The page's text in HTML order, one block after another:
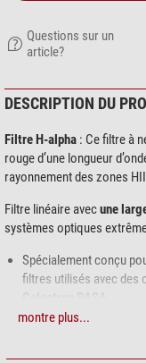
Questions sur un
article?
DESCRIPTION DU
Filtre H-alpha : Ce filtre à
rouge d’une longueur
rayonnement des zones
Filtre linéaire avecune
systèmes optiques
Spécialement conçu
filtres utilisés avec des
La largeur de demi-
montre plus...